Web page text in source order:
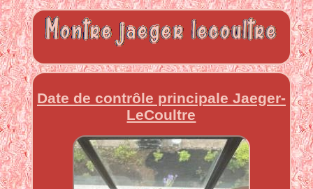
Date de contrôle principale Jaeger-
LeCoultre